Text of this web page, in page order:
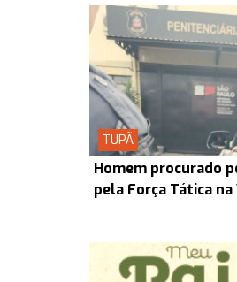
TUPÃ
Homem procurado
pela Força Tática